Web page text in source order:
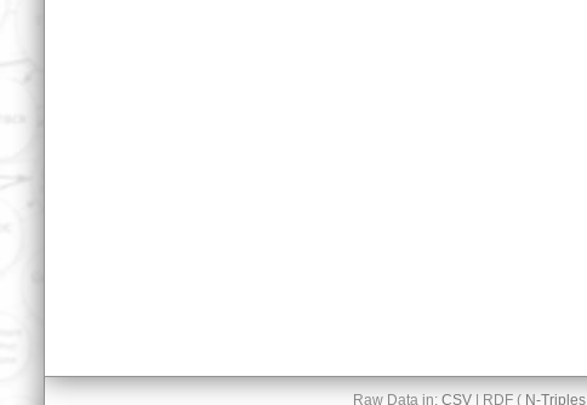
Raw Data in: CSV| RDF ( N-Triples